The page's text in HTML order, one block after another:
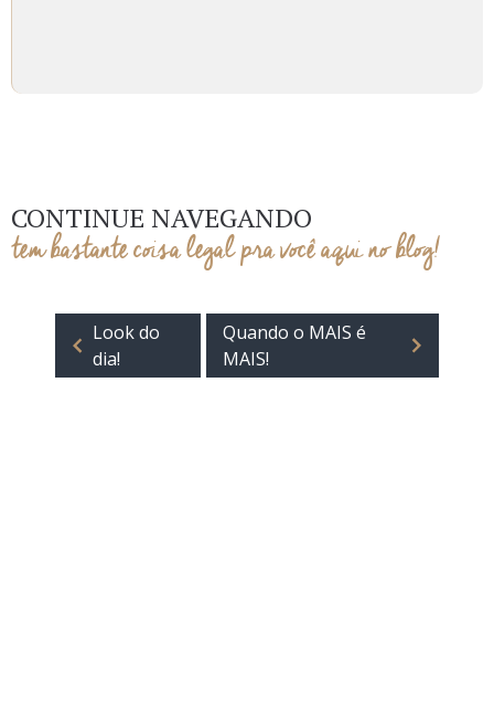
CONTINUE NAVEGANDO
tem bastante coisa legal pra você aqui no blog!
Look do
dia!
Quando o MAIS é
MAIS!